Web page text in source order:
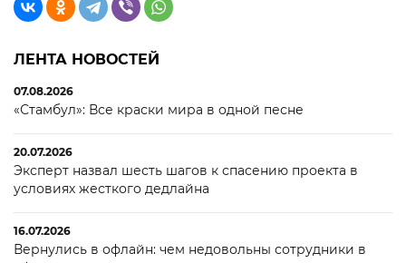
ЛЕНТА НОВОСТЕЙ
07.08.2026
«Стамбул»: Все краски мира в одной песне
20.07.2026
Эксперт назвал шесть шагов к спасению проекта в
условиях жесткого дедлайна
16.07.2026
Вернулись в офлайн: чем недовольны сотрудники в